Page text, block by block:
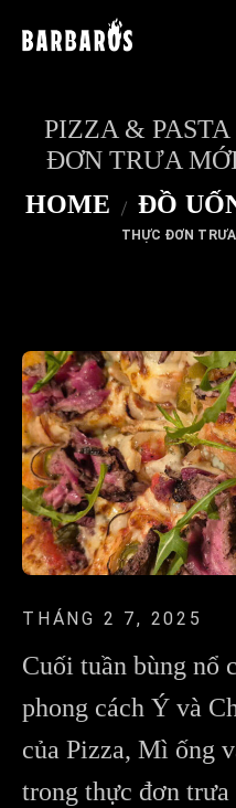
PIZZA &
ĐƠN TRƯA
HOME
ĐỒ
THỰC ĐƠN
THÁNG 2 7, 2025
Cuối tuần bùng nổ
phong cách Ý và
của Pizza, Mì ống
trong thực đơn